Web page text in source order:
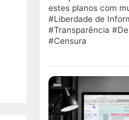
estes planos com
#Liberdade de
#Transparência
#Censura